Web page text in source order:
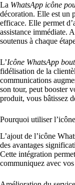
La WhatsApp icône
décoration. Elle est un
efficace. Elle permet
assistance immédiate.
soutenus à chaque
L’Icône WhatsApp
fidélisation de la
communications
son tour, peut booster
produit, vous bâtissez
Pourquoi utiliser
L’ajout de l’icône
des avantages
Cette intégration
communiquez avec